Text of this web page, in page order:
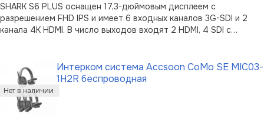
SHARK S6 PLUS оснащен 17,3-дюймовым дисплеем с
разрешением FHD IPS и имеет 6 входных каналов 3G-SDI и 2
канала 4K HDMI. В число выходов входят 2 HDMI, 4 SDI с
формате RTMP, запись на USB …
Интерком система Accsoon CoMo SE MIC03-
1H2R беспроводная